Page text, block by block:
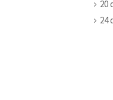
20
24